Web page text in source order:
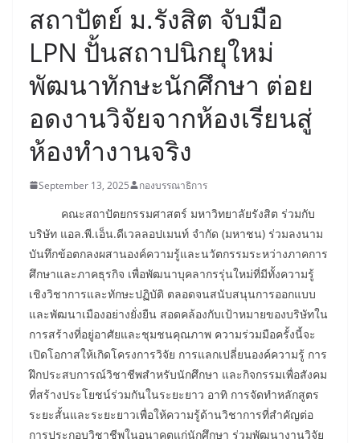
สถาปัตย์ ม.รังสิต จับมือ
LPN ปั้นสถาปนิกยุใหม่
พัฒนาทักษะนักศึกษา ต่อย
อดงานวิจัยจากห้องเรียนสู่
ห้องทำงานจริง
September 13, 2025 กองบรรณาธิการ
คณะสถาปัตยกรรมศาสตร์ มหาวิทยาลัยรังสิต ร่วมกับ
บริษัท แอล.พี.เอ็น.ดีเวลลอปเมนท์ จำกัด (มหาชน) ร่วมลงนาม
บันทึกข้อตกลงผสานองค์ความรู้และนวัตกรรมระหว่างภาคการ
ศึกษาและภาคธุรกิจ เพื่อพัฒนาบุคลากรรุ่นใหม่ที่มีทั้งความรู้
เชิงวิชาการและทักษะปฏิบัติ ตลอดจนสนับสนุนการออกแบบ
และพัฒนาเมืองอย่างยั่งยืน สอดคล้องกับเป้าหมายของบริษัทใน
การสร้างที่อยู่อาศัยและชุมชนคุณภาพ ความร่วมมือครั้งนี้จะ
เปิดโอกาสให้เกิดโครงการวิจัย การแลกเปลี่ยนองค์ความรู้ การ
ฝึกประสบการณ์วิชาชีพสำหรับนักศึกษา และกิจกรรมเพื่อสังคม
ที่สร้างประโยชน์ร่วมกันในระยะยาว อาทิ การจัดทำหลักสูตร
ระยะสั้นและระยะยาวเพื่อให้ความรู้ด้านวิชาการที่สำคัญต่อ
การประกอบวิชาชีพในอนาคตแก่นักศึกษา ร่วมพัฒนางานวิจัย